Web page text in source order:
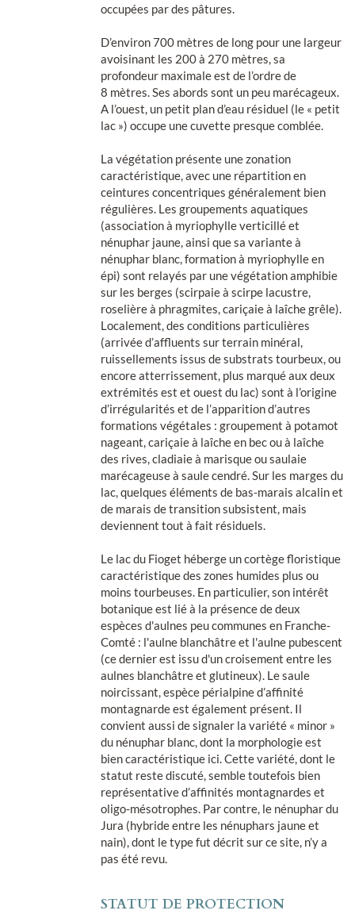
occupées par des pâtures.
D’environ 700 mètres de long pour une largeur
avoisinant les 200 à 270 mètres, sa
profondeur maximale est de l’ordre de
8 mètres. Ses abords sont un peu marécageux.
A l’ouest, un petit plan d’eau résiduel (le « petit
lac ») occupe une cuvette presque comblée.
La végétation présente une zonation
caractéristique, avec une répartition en
ceintures concentriques généralement bien
régulières. Les groupements aquatiques
(association à myriophylle verticillé et
nénuphar jaune, ainsi que sa variante à
nénuphar blanc, formation à myriophylle en
épi) sont relayés par une végétation amphibie
sur les berges (scirpaie à scirpe lacustre,
roselière à phragmites, cariçaie à laîche grêle).
Localement, des conditions particulières
(arrivée d’affluents sur terrain minéral,
ruissellements issus de substrats tourbeux, ou
encore atterrissement, plus marqué aux deux
extrémités est et ouest du lac) sont à l’origine
d’irrégularités et de l’apparition d’autres
formations végétales : groupement à potamot
nageant, cariçaie à laîche en bec ou à laîche
des rives, cladiaie à marisque ou saulaie
marécageuse à saule cendré. Sur les marges du
lac, quelques éléments de bas-marais alcalin et
de marais de transition subsistent, mais
deviennent tout à fait résiduels.
Le lac du Fioget héberge un cortège floristique
caractéristique des zones humides plus ou
moins tourbeuses. En particulier, son intérêt
botanique est lié à la présence de deux
espèces d'aulnes peu communes en Franche-
Comté : l'aulne blanchâtre et l'aulne pubescent
(ce dernier est issu d'un croisement entre les
aulnes blanchâtre et glutineux). Le saule
noircissant, espèce périalpine d’affinité
montagnarde est également présent. Il
convient aussi de signaler la variété « minor »
du nénuphar blanc, dont la morphologie est
bien caractéristique ici. Cette variété, dont le
statut reste discuté, semble toutefois bien
représentative d’affinités montagnardes et
oligo-mésotrophes. Par contre, le nénuphar du
Jura (hybride entre les nénuphars jaune et
nain), dont le type fut décrit sur ce site, n’y a
pas été revu.
STATUT DE PROTECTION